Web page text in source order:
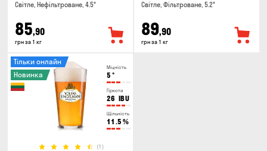
Світле, Нефільтроване, 4.5°
85,90
грн за 1 кг
Світле, Фільтроване, 5.2°
89,90
грн за 1 кг
Міцність
5 °
Гіркота
26 IBU
Щільність
11.5 %
(1)
Тільки онлайн
Новинка